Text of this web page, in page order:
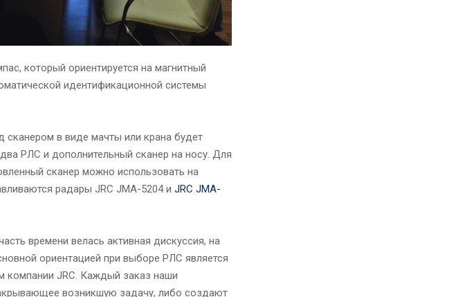
который ориентируется на магнитный
идентификационной системы
в виде мачты или крана будет
РЛС и дополнительный сканер на носу. Для
сканер можно использовать на
радары JRC JMA-5204 и JRC JMA-
времени велась активная дискуссия, на
ориентацией при выборе РЛС является
компании JRC. Каждый заказ наши
возникшую задачу, либо создают